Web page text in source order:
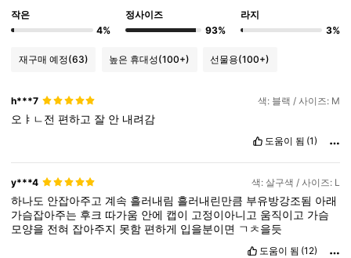
작은
4%
정사이즈
93%
라지
3%
재구매 예정(63) 높은 휴대성(100+) 선물용(100+)
h***7 색: 블랙 / 사이즈: M
오ㅑㄴ전편하고 잘 안 내려감
도움이 됨 (1)
y***4 색: 살구색 / 사이즈: L
하나도 안잡아주고 계속 흘러내림 흘러내린만큼 부유방강조됨 아래
가슴잡아주는 후크 따가움 안에 캡이 고정이아니고 움직이고 가슴
모양을 전혀 잡아주지 못함편하게 입을분이면 ㄱㅊ을듯
도움이 됨 (12)